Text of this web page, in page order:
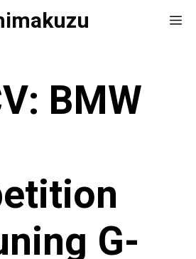
BMW
G-